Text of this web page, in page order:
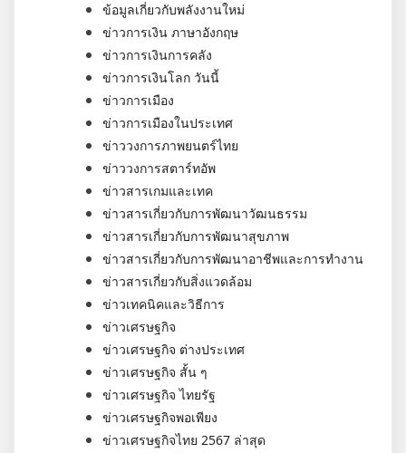
ข้อมูลเกี่ยวกับพลังงานใหม่
ข่าวการเงิน ภาษาอังกฤษ
ข่าวการเงินการคลัง
ข่าวการเงินโลก วันนี้
ข่าวการเมือง
ข่าวการเมืองในประเทศ
ข่าววงการภาพยนตร์ไทย
ข่าววงการสตาร์ทอัพ
ข่าวสารเกมและเทค
ข่าวสารเกี่ยวกับการพัฒนาวัฒนธรรม
ข่าวสารเกี่ยวกับการพัฒนาสุขภาพ
ข่าวสารเกี่ยวกับการพัฒนาอาชีพและการทำงาน
ข่าวสารเกี่ยวกับสิ่งแวดล้อม
ข่าวเทคนิคและวิธีการ
ข่าวเศรษฐกิจ
ข่าวเศรษฐกิจ ต่างประเทศ
ข่าวเศรษฐกิจ สั้น ๆ
ข่าวเศรษฐกิจ ไทยรัฐ
ข่าวเศรษฐกิจพอเพียง
ข่าวเศรษฐกิจไทย 2567 ล่าสุด